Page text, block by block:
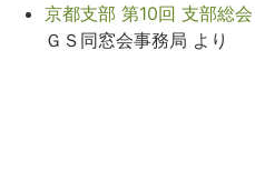
京都支部 第10回 支部総
ＧＳ同窓会事務局 より